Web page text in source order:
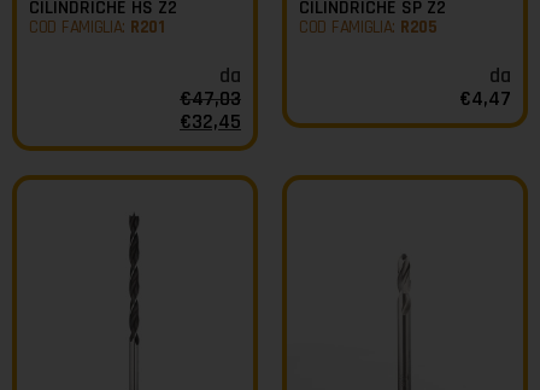
CILINDRICHE HS Z2
COD FAMIGLIA: R201
da
€47,03
€32,45
CILINDRICHE SP Z2
COD FAMIGLIA: R205
da
€4,47